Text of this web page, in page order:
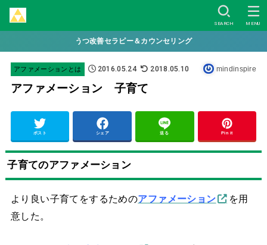
SEARCH MENU
うつ改善セラピー＆カウンセリング
アファメーションとは 2016.05.24 2018.05.10 mindinspire
アファメーション 子育て
ポスト シェア 送る Pin it
子育てのアファメーション
より良い子育てをするためのアファメーション
を用
意した。